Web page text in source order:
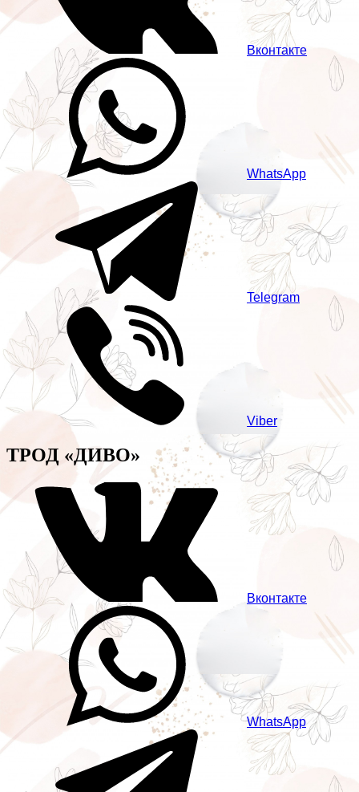
Вконтакте
WhatsApp
Telegram
Viber
ТРОД «ДИВО»
Вконтакте
WhatsApp